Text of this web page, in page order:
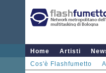
Home Artisti
Cos'è Flashfumetto